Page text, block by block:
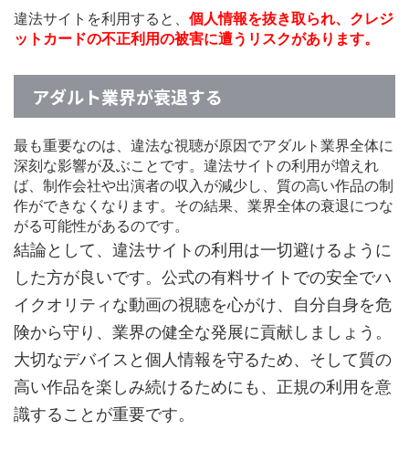
違法サイトを利用すると、 個人情報を抜き取られ、クレジ
ットカードの不正利用の被害に遭うリスクがあります。
アダルト業界が衰退する
最も重要なのは、違法な視聴が原因でアダルト業界全体に
深刻な影響が及ぶことです。違法サイトの利用が増えれ
ば、制作会社や出演者の収入が減少し、質の高い作品の制
作ができなくなります。その結果、業界全体の衰退につな
がる可能性があるのです。
結論として、違法サイトの利用は一切避けるように
した方が良いです。公式の有料サイトでの安全でハ
イクオリティな動画の視聴を心がけ、自分自身を危
険から守り、業界の健全な発展に貢献しましょう。
大切なデバイスと個人情報を守るため、そして質の
高い作品を楽しみ続けるためにも、正規の利用を意
識することが重要です。